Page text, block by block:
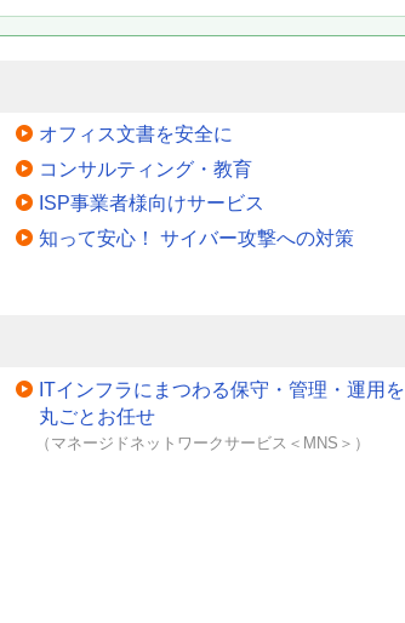
オフィス文書を安全に
コンサルティング・教育
ISP事業者様向けサービス
知って安心！ サイバー攻撃への対策
ITインフラにまつわる保守・管理・運用を
丸ごとお任せ
（マネージドネットワークサービス＜MNS＞）